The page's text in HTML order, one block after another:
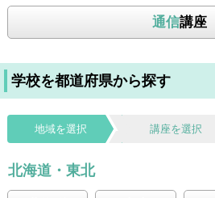
通信講座
学校を都道府県から探す
地域を選択 講座を選択
北海道・東北